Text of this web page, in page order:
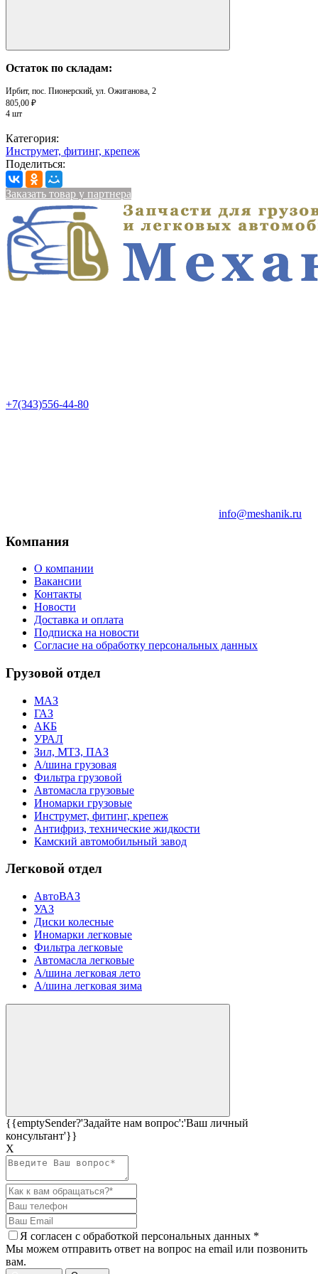
Остаток по складам:
Ирбит, пос. Пионерский, ул. Ожиганова, 2
805,00 ₽
4 шт
Категория:
Инструмет, фитинг, крепеж
Поделиться:
Заказать товар у партнера
+7(343)556-44-80
info@meshanik.ru
Компания
О компании
Вакансии
Контакты
Новости
Доставка и оплата
Подписка на новости
Согласие на обработку персональных данных
Грузовой отдел
МАЗ
ГАЗ
АКБ
УРАЛ
Зил, МТЗ, ПАЗ
А/шина грузовая
Фильтра грузовой
Автомасла грузовые
Иномарки грузовые
Инструмет, фитинг, крепеж
Антифриз, технические жидкости
Камский автомобильный завод
Легковой отдел
АвтоВАЗ
УАЗ
Диски колесные
Иномарки легковые
Фильтра легковые
Автомасла легковые
А/шина легковая лето
А/шина легковая зима
{{emptySender?'Задайте нам вопрос':'Ваш личный
консультант'}}
Х
Я согласен c обработкой персональных данных *
Мы можем отправить ответ на вопрос на email или позвонить
вам.